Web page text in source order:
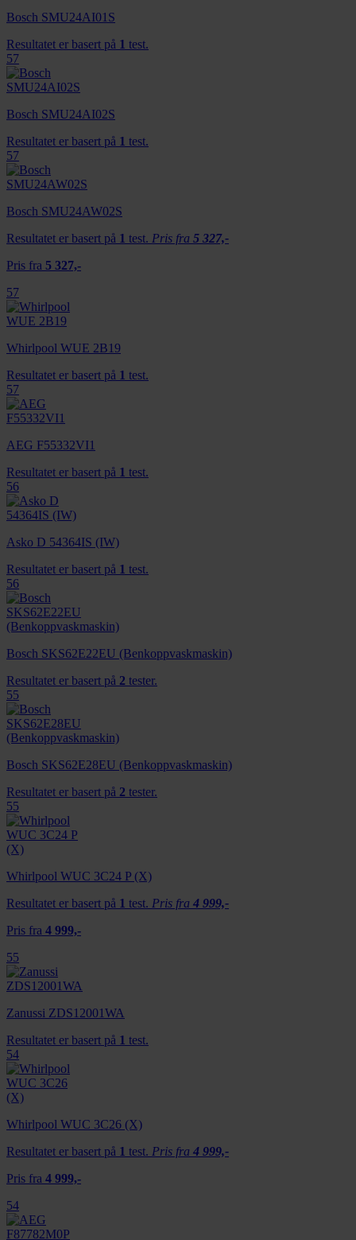
Bosch SMU24AI01S
Resultatet er basert på 1 test.
57
Bosch SMU24AI02S
Resultatet er basert på 1 test.
57
Bosch SMU24AW02S
Resultatet er basert på 1 test. Pris fra 5 327,-
Pris fra 5 327,-
57
Whirlpool WUE 2B19
Resultatet er basert på 1 test.
57
AEG F55332VI1
Resultatet er basert på 1 test.
56
Asko D 54364IS (IW)
Resultatet er basert på 1 test.
56
Bosch SKS62E22EU (Benkoppvaskmaskin)
Resultatet er basert på 2 tester.
55
Bosch SKS62E28EU (Benkoppvaskmaskin)
Resultatet er basert på 2 tester.
55
Whirlpool WUC 3C24 P (X)
Resultatet er basert på 1 test. Pris fra 4 999,-
Pris fra 4 999,-
55
Zanussi ZDS12001WA
Resultatet er basert på 1 test.
54
Whirlpool WUC 3C26 (X)
Resultatet er basert på 1 test. Pris fra 4 999,-
Pris fra 4 999,-
54